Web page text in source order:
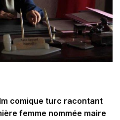
comique turc racontant
femme nommée maire